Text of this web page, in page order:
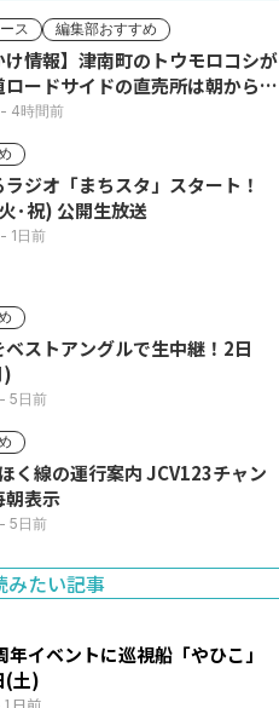
ス 編集部おすすめ
け情報】津南町のトウモロコシが
ードサイドの直売所は朝から長
- 4時間前
ジオ「まちスタ」スタート！
･祝) 公開生放送
- 1日前
ストアングルで生中継！2日
)
- 5日前
運行案内 JCV123チャン
朝表示
- 5日前
みたい記事
1日前
イベントに巡視船「やひこ」
(土)